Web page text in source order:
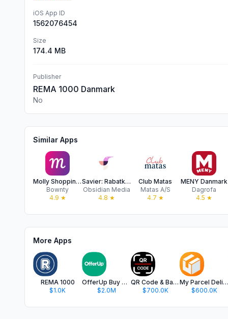
iOS App ID
1562076454
Size
174.4 MB
Publisher
REMA 1000 Danmark
No
Similar Apps
Molly Shopping Assistent
Bownty
4.9 ★
Savier: Rabatkoder & pristjek
Obsidian Media
4.8 ★
Club Matas
Matas A/S
4.7 ★
MENY Danmark
Dagrofa
4.5 ★
More Apps
REMA 1000
$1.0K
OfferUp Buy & Sell Marketplace
$2.0M
QR Code & Barcode Scanner app.
$700.0K
My Parcel Delivery Tracker
$600.0K